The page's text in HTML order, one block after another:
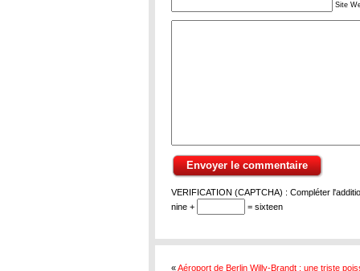
Site
VERIFICATION (CAPTCHA) : Compléter
nine +
= sixteen
«Aéroport de Berlin Willy-Brandt : une triste